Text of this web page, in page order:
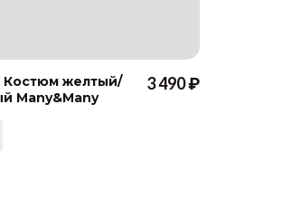
Костюм желтый/
Many&Many
3 490 ₽